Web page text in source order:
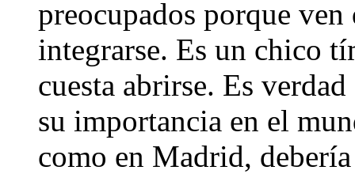
preocupados porque
integrarse. Es un chico
cuesta abrirse. Es
su importancia en el
como en Madrid,